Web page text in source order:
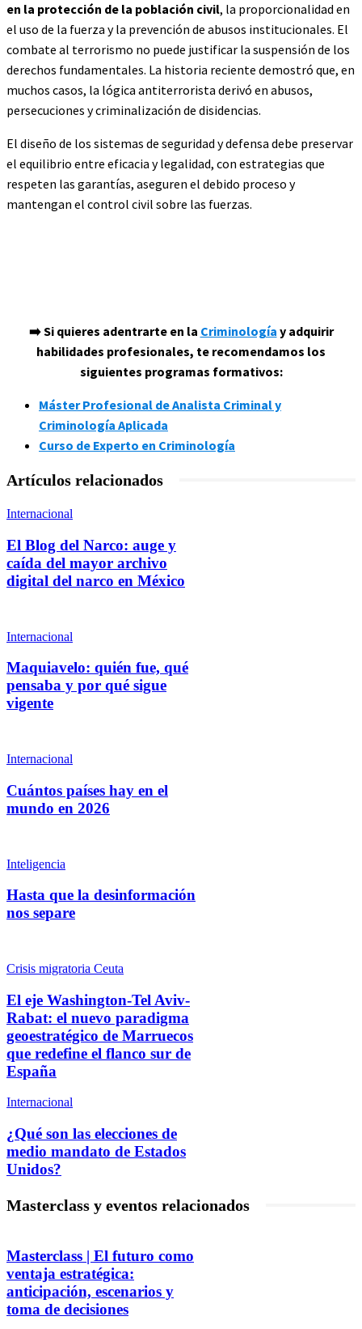
en la protección de la población civil, la proporcionalidad en
el uso de la fuerza y la prevención de abusos institucionales. El
combate al terrorismo no puede justificar la suspensión de los
derechos fundamentales. La historia reciente demostró que, en
muchos casos, la lógica antiterrorista derivó en abusos,
persecuciones y criminalización de disidencias.
El diseño de los sistemas de seguridad y defensa debe preservar
el equilibrio entre eficacia y legalidad, con estrategias que
respeten las garantías, aseguren el debido proceso y
mantengan el control civil sobre las fuerzas.
➡️ Si quieres adentrarte en la Criminología y adquirir
habilidades profesionales, te recomendamos los
siguientes programas formativos:
Máster Profesional de Analista Criminal y
Criminología Aplicada
Curso de Experto en Criminología
Artículos relacionados
Internacional
El Blog del Narco: auge y
caída del mayor archivo
digital del narco en México
Internacional
Maquiavelo: quién fue, qué
pensaba y por qué sigue
vigente
Internacional
Cuántos países hay en el
mundo en 2026
Inteligencia
Hasta que la desinformación
nos separe
Crisis migratoria Ceuta
El eje Washington-Tel Aviv-
Rabat: el nuevo paradigma
geoestratégico de Marruecos
que redefine el flanco sur de
España
Internacional
¿Qué son las elecciones de
medio mandato de Estados
Unidos?
Masterclass y eventos relacionados
Masterclass | El futuro como
ventaja estratégica:
anticipación, escenarios y
toma de decisiones